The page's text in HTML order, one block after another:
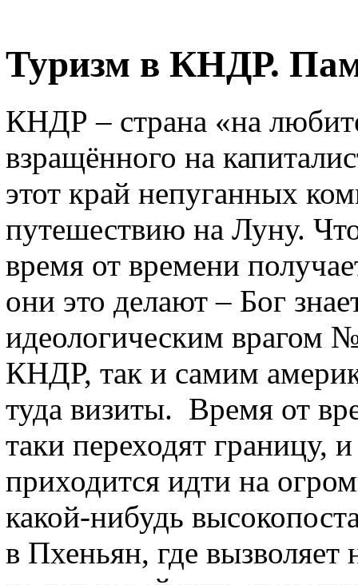
Туризм в КНДР.
КНДР – страна «на
взращённого на
этот край непуганных
путешествию на Луну.
время от времени
они это делают – Бог
идеологическим врагом
КНДР, так и самим
туда визиты. Время от
таки переходят границу,
приходится идти на
какой-нибудь
в Пхеньян, где